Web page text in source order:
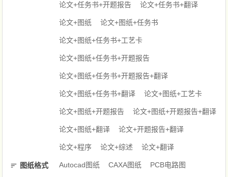
论文+任务书+开题报告 论文+任务书+翻译
论文+图纸 论文+图纸+任务书
论文+图纸+任务书+工艺卡
论文+图纸+任务书+开题报告
论文+图纸+任务书+开题报告+翻译
论文+图纸+任务书+翻译 论文+图纸+工艺卡
论文+图纸+开题报告 论文+图纸+开题报告+翻译
论文+图纸+翻译 论文+开题报告+翻译
论文+程序 论文+综述 论文+翻译
图纸格式 Autocad图纸 CAXA图纸 PCB电路图